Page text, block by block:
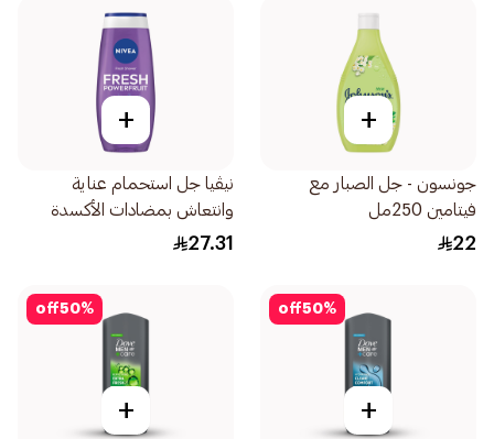
+
جونسون - جل الصبار مع
فيتامين 250مل
22
+
نيڤيا جل استحمام عناية
وانتعاش بمضادات الأكسدة
عطر التوت 250مل
27.31
50%
off
+
50%
off
+